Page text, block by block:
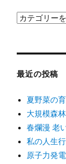
カ
ー
最近の投稿
夏野菜の
大規模森
春爛漫 老
私の人生
原子力発